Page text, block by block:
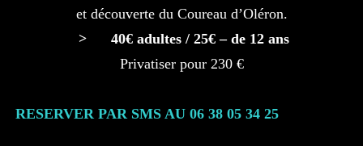
et découverte du Coureau d’Oléron.
> 40€ adultes / 25€ – de 12 ans
Privatiser pour 230 €
RESERVER PAR SMS AU 06 38 05 34 25